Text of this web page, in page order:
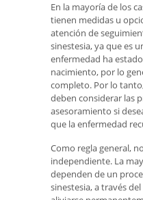
En la mayoría de los
tienen medidas u
atención de
sinestesia, ya que es
enfermedad ha
nacimiento, por lo
completo. Por lo
deben considerar las
asesoramiento si
que la enfermedad
Como regla general,
independiente. La
dependen de un
sinestesia, a través